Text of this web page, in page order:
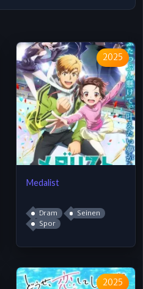
2025
Medalist
Dram
Seinen
Spor
2025